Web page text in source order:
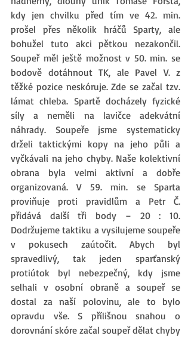
kdy jen chvilku před tím ve 42. min.
prošel přes několik hráčů Sparty, ale
bohužel tuto akci pětkou nezakončil.
Soupeř měl ještě možnost v 50. min. se
bodově dotáhnout TK, ale Pavel V. z
těžké pozice neskóruje. Zde se začal tzv.
lámat chleba. Spartě docházely fyzické
síly a neměli na lavičce adekvátní
náhrady. Soupeře jsme systematicky
drželi taktickými kopy na jeho půli a
vyčkávali na jeho chyby. Naše kolektivní
obrana byla velmi aktivní a dobře
organizovaná. V 59. min. se Sparta
proviňuje proti pravidlům a Petr Č.
přidává další tři body – 20 : 10.
Dodržujeme taktiku a vysilujeme soupeře
v pokusech zaútočit. Abych byl
spravedlivý, tak jeden sparťanský
protiútok byl nebezpečný, kdy jsme
selhali v osobní obraně a soupeř se
dostal za naší polovinu, ale to bylo
opravdu vše. S přílišnou snahou o
dorovnání skóre začal soupeř dělat chyby